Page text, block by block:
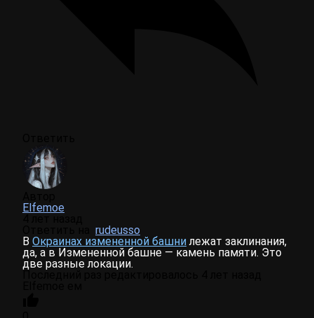
Elfemoe
rudeusso
В Окраинах измененной башнилежат заклинания,
да, а в Измененной башне — камень памяти. Это
две разные локации.